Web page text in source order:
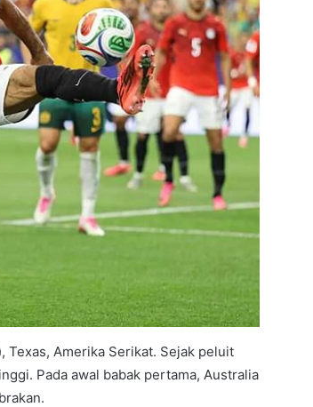
Texas, Amerika Serikat. Sejak peluit
Pada awal babak pertama, Australia